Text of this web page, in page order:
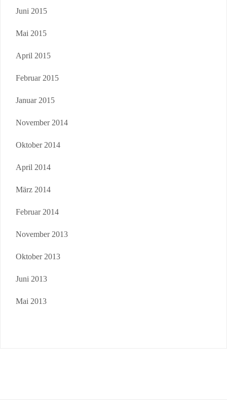
Juni 2015
Mai 2015
April 2015
Februar 2015
Januar 2015
November 2014
Oktober 2014
April 2014
März 2014
Februar 2014
November 2013
Oktober 2013
Juni 2013
Mai 2013